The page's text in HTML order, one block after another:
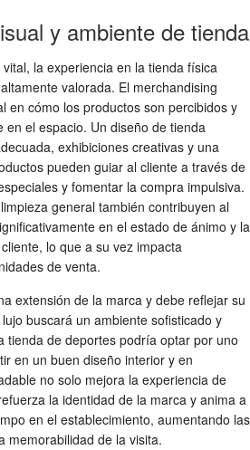
y ambiente de tienda
la experiencia en la tienda física
valorada. El merchandising
en cómo los productos son percibidos y
en el espacio. Un diseño de tienda
exhibiciones creativas y una
pueden guiar al cliente a través de
y fomentar la compra impulsiva.
general también contribuyen al
en el estado de ánimo y la
lo que a su vez impacta
de venta.
extensión de la marca y debe reflejar su
buscará un ambiente sofisticado y
tienda de deportes podría optar por uno
en un buen diseño interior y en
no solo mejora la experiencia de
la identidad de la marca y anima a
en el establecimiento, aumentando las
memorabilidad de la visita.